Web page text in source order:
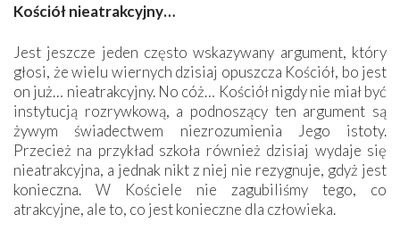
Kościół nieatrakcyjny…
Jest jeszcze jeden często wskazywany argument, który
głosi, że wielu wiernych dzisiaj opuszcza Kościół, bo jest
on już… nieatrakcyjny. No cóż… Kościół nigdy nie miał być
instytucją rozrywkową, a podnoszący ten argument są
żywym świadectwem ­niezrozumienia Jego istoty.
Przecież na przykład szkoła również dzisiaj wydaje się
nieatrakcyjna, a jednak nikt z niej nie rezygnuje, gdyż jest
konieczna. W Kościele nie zagubiliśmy tego, co
atrakcyjne, ale to, co jest konieczne dla człowieka.